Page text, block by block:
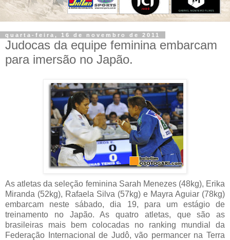
quarta-feira, 16 de novembro de 2011
Judocas da equipe feminina embarcam
para imersão no Japão.
As atletas da seleção feminina Sarah Menezes (48kg), Erika
Miranda (52kg), Rafaela Silva (57kg) e Mayra Aguiar (78kg)
embarcam neste sábado, dia 19, para um estágio de
treinamento no Japão. As quatro atletas, que são as
brasileiras mais bem colocadas no ranking mundial da
Federação Internacional de Judô, vão permancer na Terra